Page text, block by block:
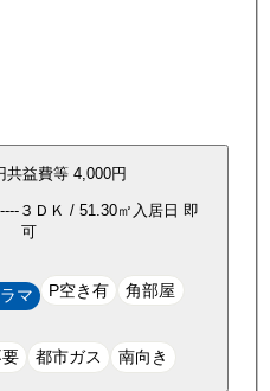
共益費等 4,000円
３ＤＫ / 51.30㎡ 入居日 即
可
マ P空き有 角部屋
都市ガス 南向き